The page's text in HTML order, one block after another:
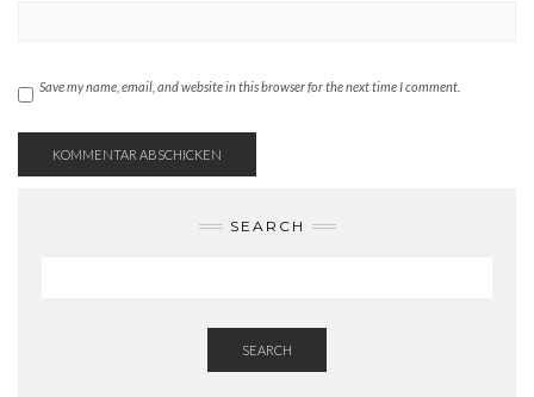
Save my name, email, and website in this browser for the next time I comment.
SEARCH
SEARCH